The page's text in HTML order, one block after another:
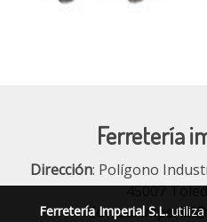
Ferretería
Dirección: Polígono
45007
Correo:
Ferretería Imperial S.L.utiliza